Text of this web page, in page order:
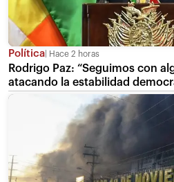
Política Hace 2 horas
Rodrigo Paz: “Seguimos con
atacando la estabilidad